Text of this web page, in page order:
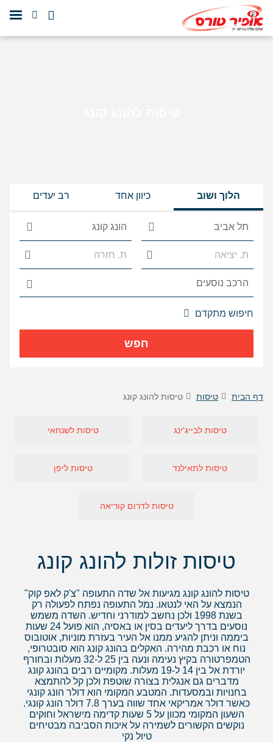
הלוך ושוב כיוון אחד רב יעדים
חפש
חיפוש מתקדם
אפשרויות
הנוספות
דף הבית טיסות טיסות להונג קונג
טיסות לבייג'ינג טיסות לשנחאי
טיסות לתאילנד טיסות ליפן
טיסות לדרום קוריאה
טיסות זולות להונג קונג
טיסות להונג קונג מגיעות אל שדה התעופה "צ'ק לאפ קוק"
הנמצא על האי לנטאו. נמל התעופה נפתח לפעולה רק
בשנת 1998 ולכן נחשב למודרני וחדיש. השדה משמש
נוסעים בדרך ליעדים בסין או באסיה, הוא פועל 24 שעות
ביממה וניתן להגיע ממנו אל העיר בעזרת מוניות, אוטובוס
נוח או רכבת מהירה. האקלים בהונג קונג הוא סובטרופי,
הטמפרטורה בקיץ נעימה ונעה בין 25 ל-32 מעלות ובחורף
יורדת אל בין 14 ל-19 מעלות. מקומיים רבים בהונג קונג
מדברים גם אנגלית בצורה שוטפת ולכן קל להתמצא
בחנויות ובמסעדות. המטבע המקומי הוא דולר הונג קונגי
כאשר דולר אמריקאי אחד שווה בערך 7.8 דולר הונג קונגי.
השעון המקומי מכוון על 5 שעות קדימה מישראל וחוקים
נוקשים הקשורים לשמירה על איכות הסביבה מבטיחים
טיול נקי